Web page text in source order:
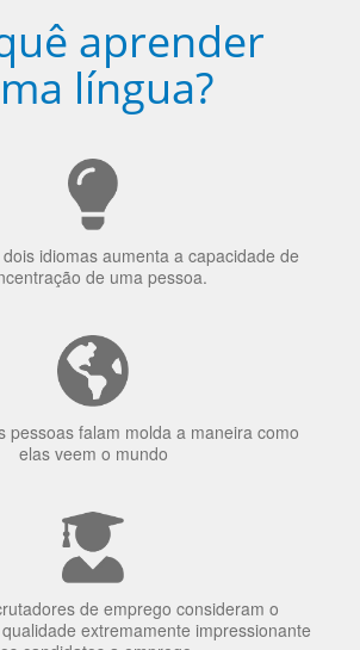
língua?
dois idiomas aumenta a capacidade de
de uma pessoa.
pessoas falam molda a maneira como
elas veem o mundo
de emprego consideram o
qualidade extremamente impressionante